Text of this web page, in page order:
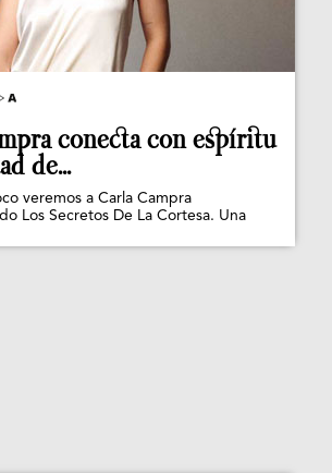
conecta con espíritu
de...
veremos a Carla Campra
Los Secretos De La Cortesa. Una